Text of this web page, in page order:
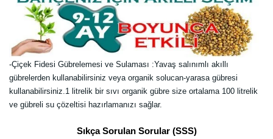
-Çiçek Fidesi Gübrelemesi ve Sulaması :Yavaş salınımlı akıllı
gübrelerden kullanabilirsiniz veya organik solucan-yarasa gübresi
kullanabilirsiniz.1 litrelik bir sıvı organik gübre size ortalama 100 litrelik
ve gübreli su çözeltisi hazırlamanızı sağlar.
Sıkça Sorulan Sorular (SSS)